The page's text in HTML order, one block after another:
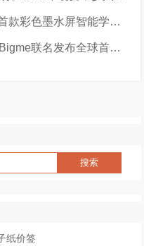
学练本B2重磅升级新增大量实用功能
球首款彩色墨水屏智能学练本B2
纸价签